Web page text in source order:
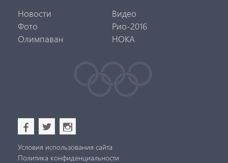
Новости
Видео
Фото
Рио-2016
Олимпаван
НОКА
b a x
Условия использования сайта
Политика конфиденциальности